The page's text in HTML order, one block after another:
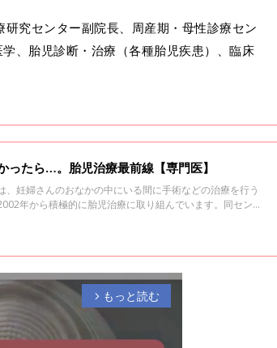
究センター副院長、周産期・母性診療セン
、胎児診断・治療（各種胎児疾患）、臨床
ったら…。胎児治療最前線【専門医】
妊婦さんのおなかの中にいる間に手術などの治療を行う
年から積極的に胎児治療に取り組んでいます。同センタ
arrow_forward_ios もっと読む